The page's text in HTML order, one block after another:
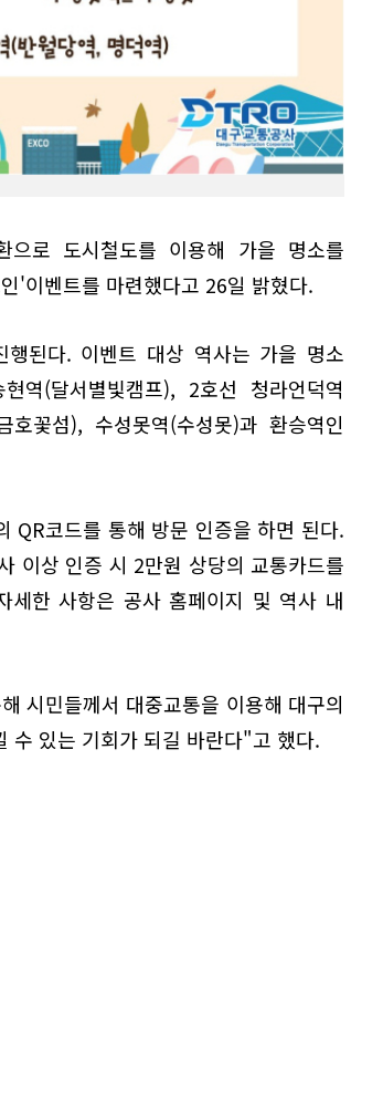
으로 도시철도를 이용해 가을 명소를
'이벤트를 마련했다고 26일 밝혔다.
된다. 이벤트 대상 역사는 가을 명소
역(달서별빛캠프), 2호선 청라언덕역
꽃섬), 수성못역(수성못)과 환승역인
QR코드를 통해 방문 인증을 하면 된다.
이상 인증 시 2만원 상당의 교통카드를
세한 사항은 공사 홈페이지 및 역사 내
시민들께서 대중교통을 이용해 대구의
수 있는 기회가 되길 바란다"고 했다.